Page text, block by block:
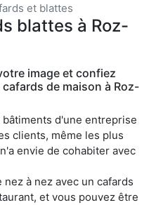
et blattes
blattes à Roz-
image et confiez
de maison à Roz-
d'une entreprise
clients, même les plus
envie de cohabiter avec
à nez avec un cafards
et vous pouvez être